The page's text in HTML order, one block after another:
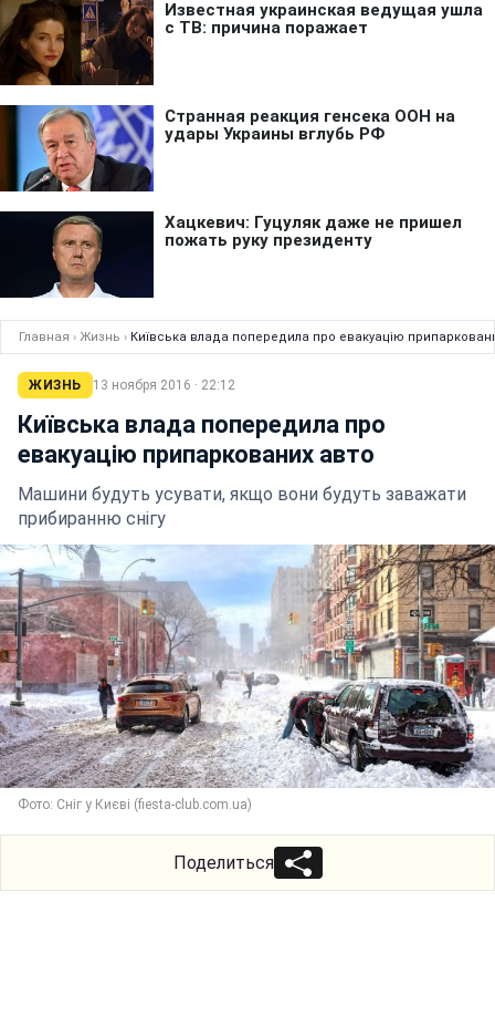
Главная › Жизнь › Київська влада попередила про евакуацію
ЖИЗНЬ 13 ноября 2016 · 22:12
Київська влада попередила про
евакуацію припаркованих авто
Машини будуть усувати, якщо вони будуть заважати
прибиранню снігу
Фото: Сніг у Києві (fiesta-club.com.ua)
Поделиться